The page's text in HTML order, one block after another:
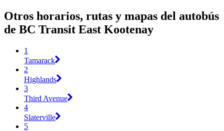
Otros horarios, rutas y mapas del autobús
de BC Transit East Kootenay
1
Tamarack
2
Highlands
3
Third Avenue
4
Slaterville
5